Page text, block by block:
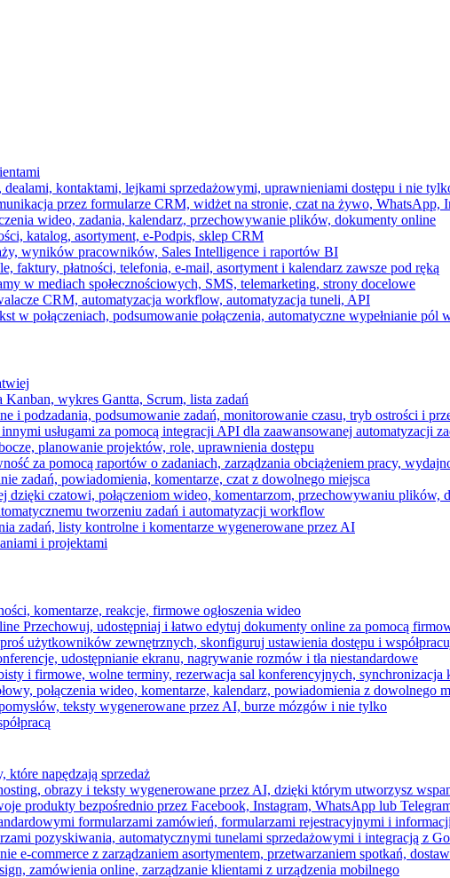
dealami, kontaktami, lejkami sprzedażowymi, uprawnieniami dostępu i nie
przez formularze CRM, widżet na stronie, czat na żywo, WhatsApp,
wideo, zadania, kalendarz, przechowywanie plików, dokumenty online
katalog, asortyment, e-Podpis, sklep CRM
wyników pracowników, Sales Intelligence i raportów BI
faktury, płatności, telefonia, e-mail, asortyment i kalendarz zawsze pod ręką
w mediach społecznościowych, SMS, telemarketing, strony docelowe
CRM, automatyzacja workflow, automatyzacja tuneli, API
w połączeniach, podsumowanie połączenia, automatyczne wypełnianie pól
wykres Gantta, Scrum, lista zadań
i podzadania, podsumowanie zadań, monitorowanie czasu, tryb ostrości i
innymi usługami za pomocą integracji API dla zaawansowanej automatyzacji
planowanie projektów, role, uprawnienia dostępu
za pomocą raportów o zadaniach, zarządzania obciążeniem pracy,
zadań, powiadomienia, komentarze, czat z dowolnego miejsca
dzięki czatowi, połączeniom wideo, komentarzom, przechowywaniu
tworzeniu zadań i automatyzacji workflow
zadań, listy kontrolne i komentarze wygenerowane przez AI
i projektami
komentarze, reakcje, firmowe ogłoszenia wideo
Przechowuj, udostępniaj i łatwo edytuj dokumenty online za pomocą
użytkowników zewnętrznych, skonfiguruj ustawienia dostępu i
udostępnianie ekranu, nagrywanie rozmów i tła niestandardowe
i firmowe, wolne terminy, rezerwacja sal konferencyjnych, synchronizacja
połączenia wideo, komentarze, kalendarz, powiadomienia z dowolnego
teksty wygenerowane przez AI, burze mózgów i nie tylko
napędzają sprzedaż
obrazy i teksty wygenerowane przez AI, dzięki którym utworzysz
produkty bezpośrednio przez Facebook, Instagram, WhatsApp lub
formularzami zamówień, formularzami rejestracyjnymi i
pozyskiwania, automatycznymi tunelami sprzedażowymi i integracją z
e-commerce z zarządzaniem asortymentem, przetwarzaniem spotkań,
zamówienia online, zarządzanie klientami z urządzenia mobilnego